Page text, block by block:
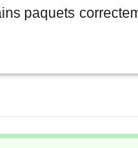
paquets